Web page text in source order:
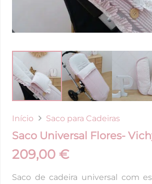
Início Saco para Cadeiras
Saco Universal Flores-
209,00 €
Saco de cadeira universal com